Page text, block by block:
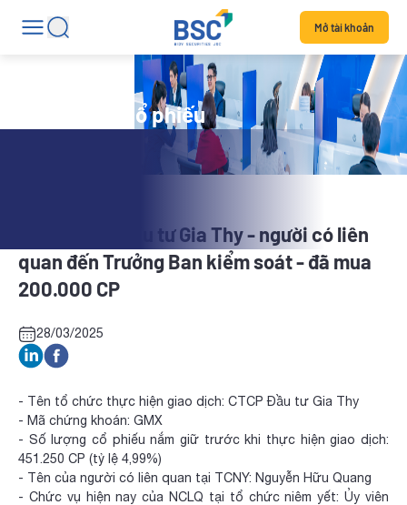
Mở tài khoản
Tin tức mã cổ phiếu
GMX: CTCP Đầu tư Gia Thy - người có liên
quan đến Trưởng Ban kiểm soát - đã mua
200.000 CP
28/03/2025
- Tên tổ chức thực hiện giao dịch: CTCP Đầu tư Gia Thy
- Mã chứng khoán: GMX
- Số lượng cổ phiếu nắm giữ trước khi thực hiện giao dịch:
451.250 CP (tỷ lệ 4,99%)
- Tên của người có liên quan tại TCNY: Nguyễn Hữu Quang
- Chức vụ hiện nay của NCLQ tại tổ chức niêm yết: Ủy viên